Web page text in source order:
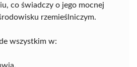
co świadczy o jego mocnej
rzemieślniczym.
wszystkim w: